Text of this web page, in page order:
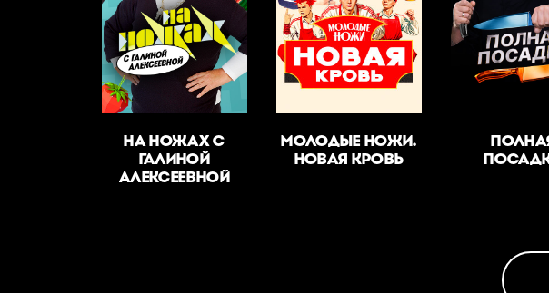
НА НОЖАХ С
ГАЛИНОЙ
АЛЕКСЕЕВНОЙ
МОЛОДЫЕ НОЖИ.
НОВАЯ КРОВЬ